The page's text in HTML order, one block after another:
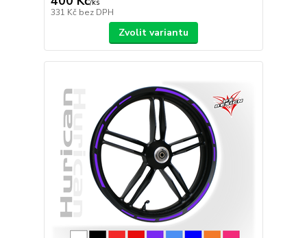
/ks
331 Kč bez DPH
Zvolit variantu